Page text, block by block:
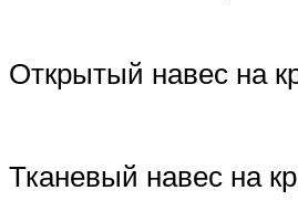
Открытый навес на
Тканевый навес на